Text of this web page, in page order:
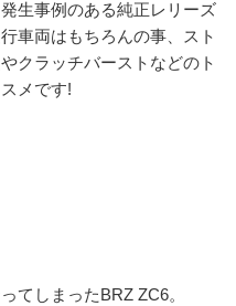
生事例のある純正レリーズ
車両はもちろんの事、スト
クラッチバーストなどのト
メです!
てしまったBRZ ZC6。